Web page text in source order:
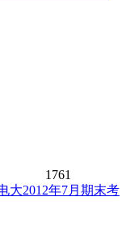
1761